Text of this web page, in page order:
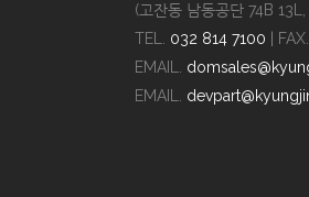
(고잔동 남동공단 74B 13L,
TEL. 032 814 7100 |
EMAIL.
EMAIL.